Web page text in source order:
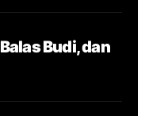
Budi, dan